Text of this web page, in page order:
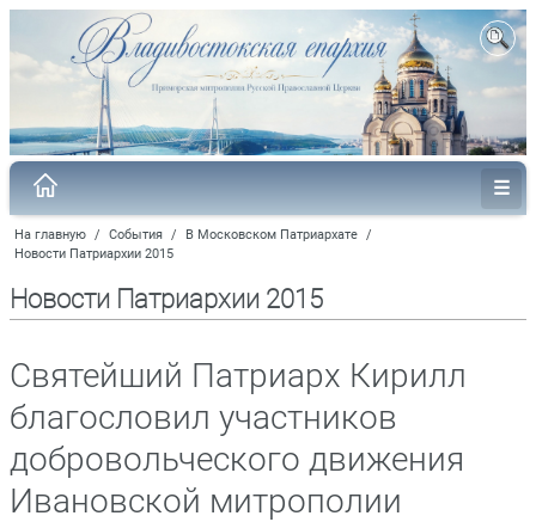
На главную / События / В Московском Патриархате /
Новости Патриархии 2015
Новости Патриархии 2015
Святейший Патриарх Кирилл
благословил участников
добровольческого движения
Ивановской митрополии